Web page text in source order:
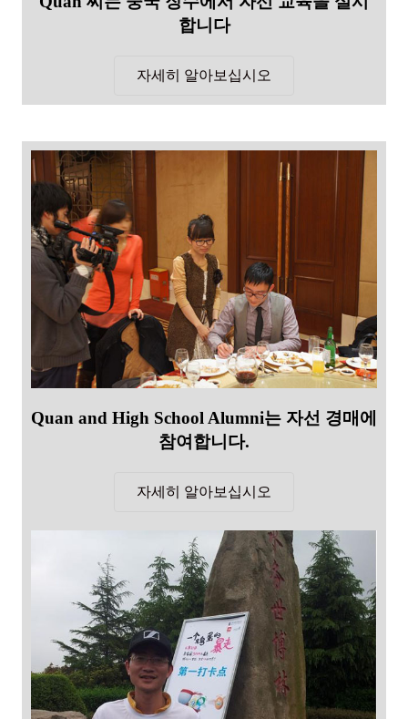
합니다
자세히 알아보십시오
Quan and High School Alumni는 자선 경매에
참여합니다.
자세히 알아보십시오